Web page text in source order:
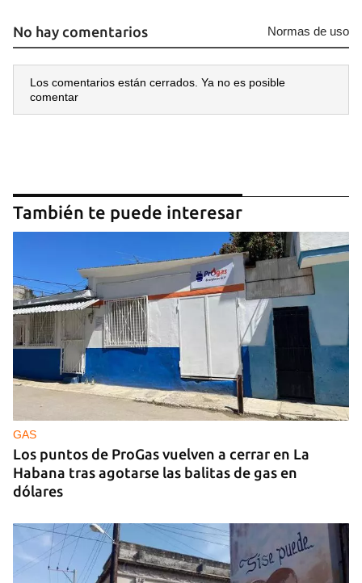
No hay comentarios Normas de uso
Los comentarios están cerrados. Ya no es posible
comentar
También te puede interesar
GAS
Los puntos de ProGas vuelven a cerrar en La
Habana tras agotarse las balitas de gas en
dólares